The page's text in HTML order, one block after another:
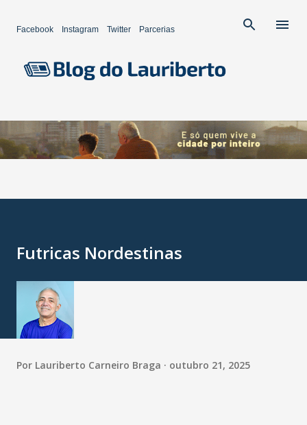
Facebook Instagram Twitter Parcerias
Futricas Nordestinas
Por Lauriberto Carneiro Braga outubro 21, 2025